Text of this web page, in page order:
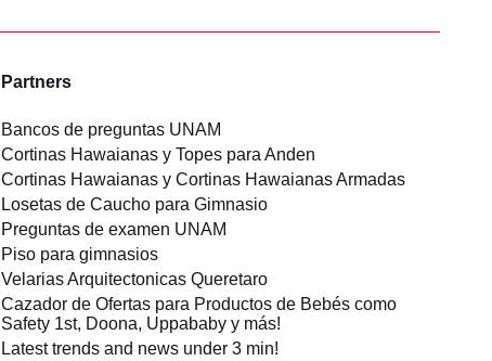
Partners
Bancos de preguntas UNAM
Cortinas Hawaianas y Topes para Anden
Cortinas Hawaianas y Cortinas Hawaianas Armadas
Losetas de Caucho para Gimnasio
Preguntas de examen UNAM
Piso para gimnasios
Velarias Arquitectonicas Queretaro
Cazador de Ofertas para Productos de Bebés como
Safety 1st, Doona, Uppababy y más!
Latest trends and news under 3 min!